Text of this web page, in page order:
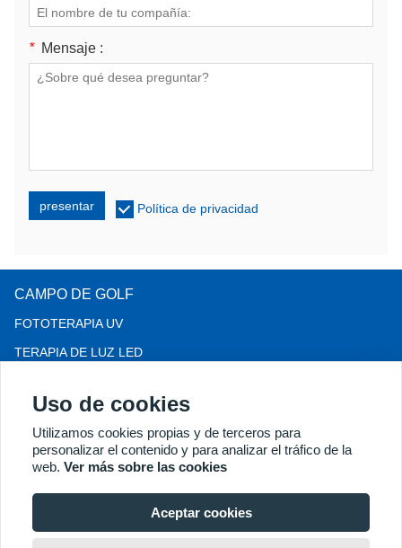
* Mensaje :
presentar Política de privacidad
CAMPO DE GOLF
FOTOTERAPIA UV
TERAPIA DE LUZ LED
COLPOSCOPIO
MÁS PRODUCTOS
Copyright® 2018 Kernel Medical Equipment Co.,LTD. Dirección
electrónico: may@kernelmed.com
Uso de cookies
Utilizamos cookies propias y de terceros para
personalizar el contenido y para analizar el tráfico de la
web. Ver más sobre las cookies
Aceptar cookies